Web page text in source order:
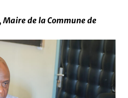
, Maire de la Commune de